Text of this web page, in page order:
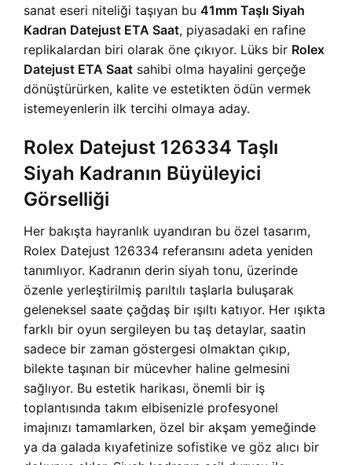
sanat eseri niteliği taşıyan bu 41mm Taşlı Siyah
Kadran Datejust ETA Saat, piyasadaki en rafine
replikalardan biri olarak öne çıkıyor. Lüks bir Rolex
Datejust ETA Saat sahibi olma hayalini gerçeğe
dönüştürürken, kalite ve estetikten ödün vermek
istemeyenlerin ilk tercihi olmaya aday.
Rolex Datejust 126334 Taşlı
Siyah Kadranın Büyüleyici
Görselliği
Her bakışta hayranlık uyandıran bu özel tasarım,
Rolex Datejust 126334 referansını adeta yeniden
tanımlıyor. Kadranın derin siyah tonu, üzerinde
özenle yerleştirilmiş parıltılı taşlarla buluşarak
geleneksel saate çağdaş bir ışıltı katıyor. Her ışıkta
farklı bir oyun sergileyen bu taş detaylar, saatin
sadece bir zaman göstergesi olmaktan çıkıp,
bilekte taşınan bir mücevher haline gelmesini
sağlıyor. Bu estetik harikası, önemli bir iş
toplantısında takım elbisenizle profesyonel
imajınızı tamamlarken, özel bir akşam yemeğinde
ya da galada kıyafetinize sofistike ve göz alıcı bir